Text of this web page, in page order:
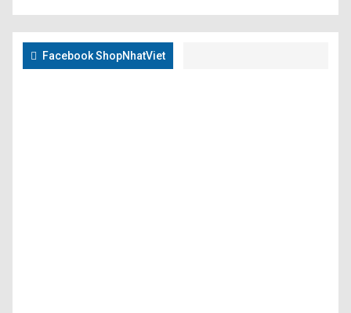
Facebook ShopNhatViet